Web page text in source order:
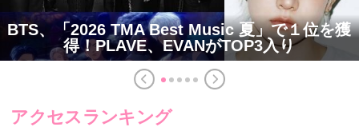
BTS、「2026 TMA Best Music 夏」で１位を獲
得！PLAVE、EVANがTOP3入り
アクセスランキング